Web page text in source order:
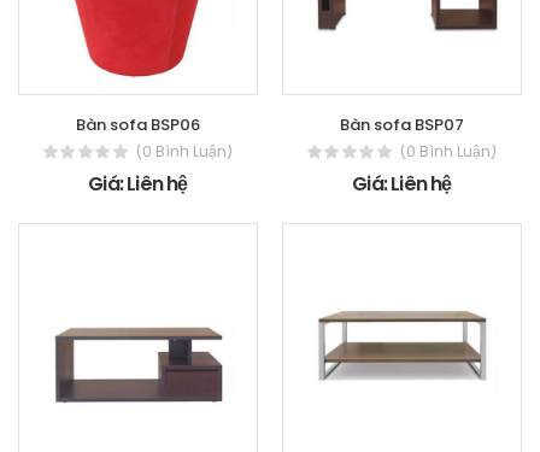
Bàn sofa BSP06
(0 Bình Luận)
Giá: Liên hệ
Bàn sofa BSP07
(0 Bình Luận)
Giá: Liên hệ